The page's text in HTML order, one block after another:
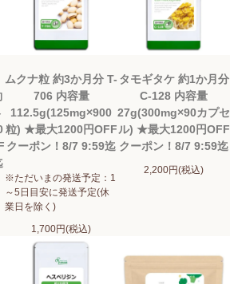
ムクナ粒 約3か月分 T-
706 内容量
112.5g(125mg×900
粒) ★最大1200円OFF
クーポン！8/7 9:59迄
※ただいまの発送予定：1
～5日目安に発送予定(休
業日を除く)
1,700円(税込)
タモギタケ 約1か月分
C-128 内容量
27g(300mg×90カプセ
ル) ★最大1200円OFF
クーポン！8/7 9:59迄
2,200円(税込)